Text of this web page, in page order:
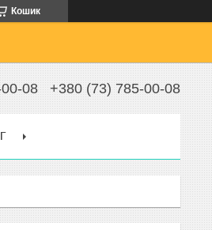
Кошик
08 +380 (73) 785-00-08